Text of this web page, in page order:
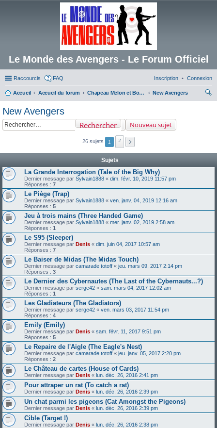
Le Monde des Avengers - Le Forum Officiel
Raccourcis FAQ Connexion
Inscription
Accueil Accueil du forum Chapeau Melon et Bottes de Cuir
New Avengers
New Avengers
Nouveau sujet
Rechercher
26 sujets 1 2
Sujets
La Grande Interrogation (Tale of the Big Why)
Dernier message par Sylvain1888 « dim. févr. 10, 2019 11:57 pm
Réponses : 7
Le Piège (Trap)
Dernier message par Sylvain1888 « ven. janv. 04, 2019 12:16 am
Réponses : 5
Jeu à trois mains (Three Handed Game)
Dernier message par Sylvain1888 « mer. janv. 02, 2019 2:58 am
Réponses : 1
Le S95 (Sleeper)
Dernier message par Denis « dim. juin 04, 2017 10:57 am
Réponses : 7
Le Baiser de Midas (The Midas Touch)
Dernier message par camarade totoff « jeu. mars 09, 2017 2:14 pm
Réponses : 3
Le Dernier des Cybernautes (The Last of the Cybernauts...?)
Dernier message par serge42 « sam. mars 04, 2017 12:02 am
Réponses : 1
Les Gladiateurs (The Gladiators)
Dernier message par serge42 « ven. mars 03, 2017 11:54 pm
Réponses : 4
Emily (Emily)
Dernier message par Denis « sam. févr. 11, 2017 9:51 pm
Réponses : 5
Le Repaire de l'Aigle (The Eagle's Nest)
Dernier message par camarade totoff « jeu. janv. 05, 2017 2:20 pm
Réponses : 2
Le Château de cartes (House of Cards)
Dernier message par Denis « lun. déc. 26, 2016 2:41 pm
Pour attraper un rat (To catch a rat)
Dernier message par Denis « lun. déc. 26, 2016 2:39 pm
Un chat parmi les pigeons (Cat Amongst the Pigeons)
Dernier message par Denis « lun. déc. 26, 2016 2:39 pm
Cible (Target !)
Dernier message par Denis « lun. déc. 26, 2016 2:38 pm